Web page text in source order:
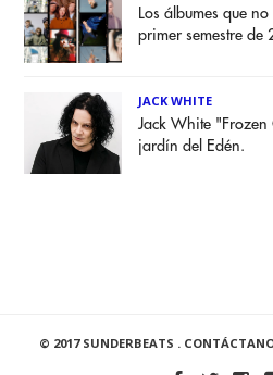
Los álbumes que
primer semestre de
JACK WHITE
Jack White "Frozen
jardín del Edén.
© 2017 SUNDERBEATS .